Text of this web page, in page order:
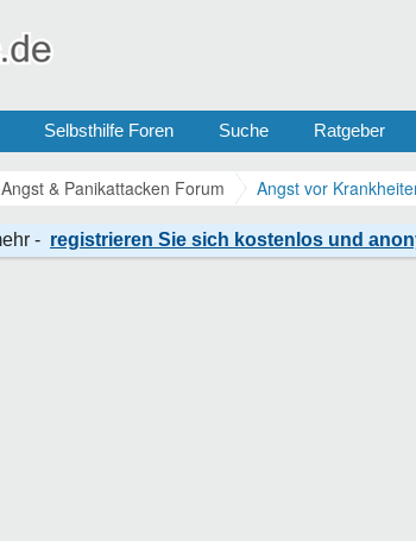
Selbsthilfe Foren Suche Ratgeber
Angst & Panikattacken Forum Angst vor